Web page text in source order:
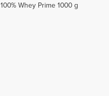
100% Whey Prime 1000 g